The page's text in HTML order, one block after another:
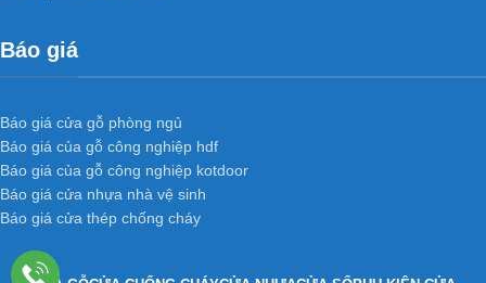
Báo giá
Báo giá cửa gỗ phòng ngủ
Báo giá của gỗ công nghiệp hdf
Báo giá của gỗ công nghiệp kotdoor
Báo giá cửa nhựa nhà vệ sinh
Báo giá cửa thép chống cháy